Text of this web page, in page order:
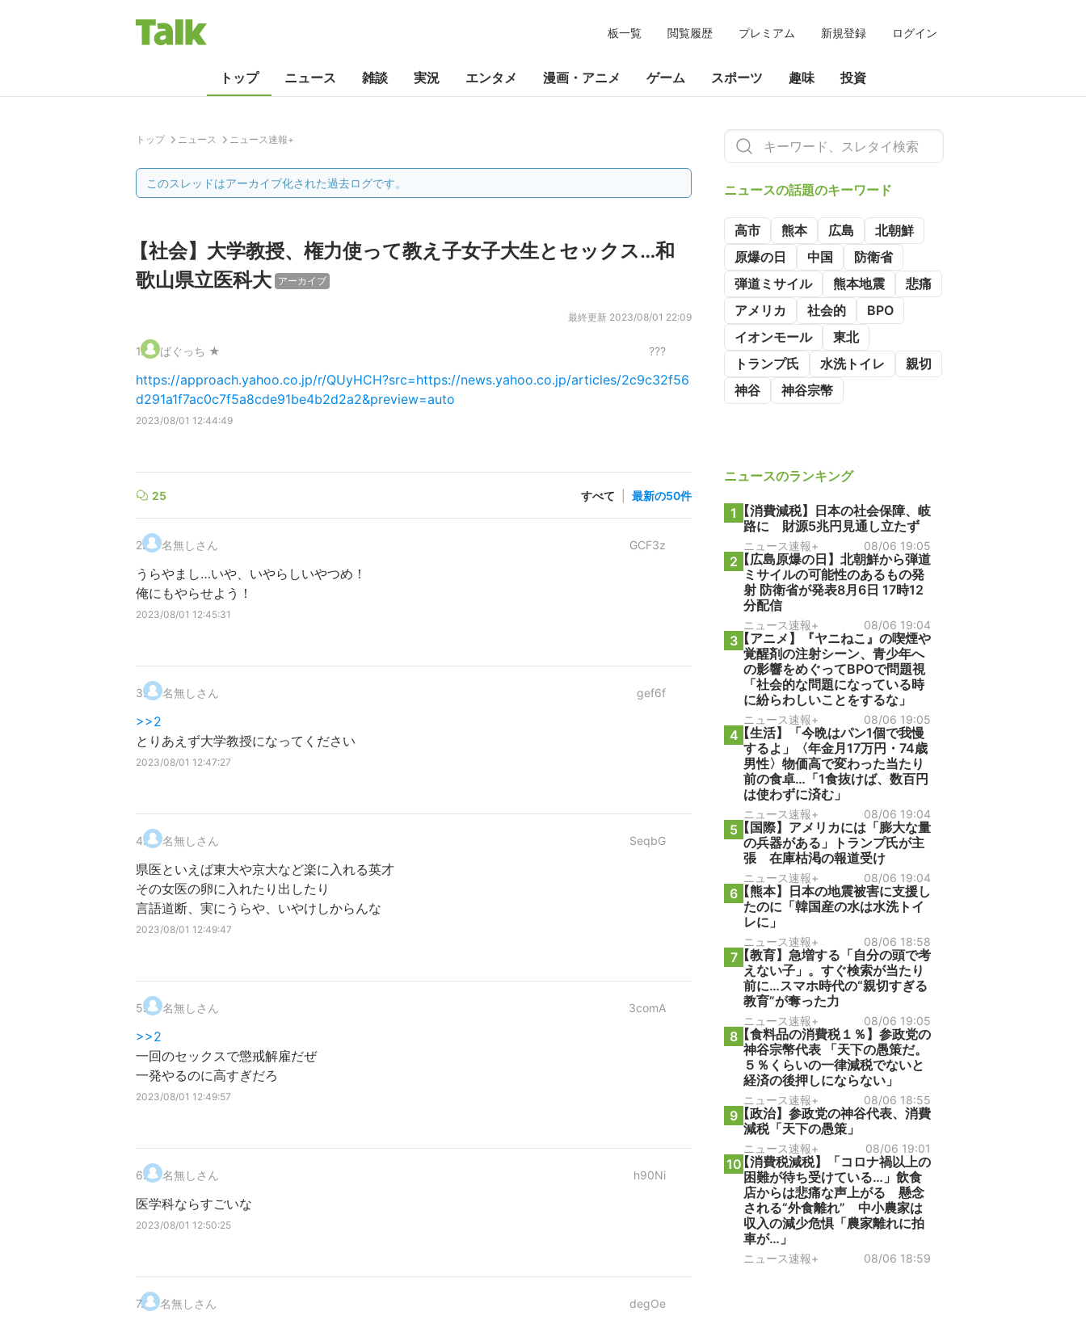
板一覧 閲覧履歴 プレミアム 新規登録 ログイン
トップ ニュース 雑談 実況 エンタメ 漫画・アニメ ゲーム スポーツ 趣味 投資
トップ ニュース ニュース速報+
このスレッドはアーカイブ化された過去ログです。
【社会】大学教授、権力使って教え子女子大生とセックス…和
歌山県立医科大 アーカイブ
最終更新 2023/08/01 22:09
1. ばぐっち ★ ???
https://approach.yahoo.co.jp/r/QUyHCH?src=https://news.yahoo.co.jp/articles/2c9c32f56
d291a1f7ac0c7f5a8cde91be4b2d2a2&preview=auto
2023/08/01 12:44:49
25 すべて 最新の50件
2. 名無しさん GCF3z
うらやまし…いや、いやらしいやつめ！
俺にもやらせよう！
2023/08/01 12:45:31
3. 名無しさん gef6f
>>2
とりあえず大学教授になってください
2023/08/01 12:47:27
4. 名無しさん SeqbG
県医といえば東大や京大など楽に入れる英才
その女医の卵に入れたり出したり
言語道断、実にうらや、いやけしからんな
2023/08/01 12:49:47
5. 名無しさん 3comA
>>2
一回のセックスで懲戒解雇だぜ
一発やるのに高すぎだろ
2023/08/01 12:49:57
6. 名無しさん h90Ni
医学科ならすごいな
2023/08/01 12:50:25
7. 名無しさん degOe
ニュースの話題のキーワード
高市 熊本 広島
北朝鮮
原爆の日
中国
防衛省
弾道ミサイル
熊本地震
悲痛
アメリカ
社会的
BPO
イオンモール
東北
トランプ氏
水洗トイレ
親切
神谷
神谷宗幣
ニュースのランキング
1 【消費減税】日本の社会保障、岐
路に 財源5兆円見通し立たず
ニュース速報+ 08/06 19:05
2 【広島原爆の日】北朝鮮から弾道
ミサイルの可能性のあるもの発
射 防衛省が発表8月6日 17時12
分配信
ニュース速報+ 08/06 19:04
3【アニメ】『ヤニねこ』の喫煙や
覚醒剤の注射シーン、青少年へ
の影響をめぐってBPOで問題視
「社会的な問題になっている時
に紛らわしいことをするな」
ニュース速報+ 08/06 19:05
4【生活】「今晩はパン1個で我慢
するよ」〈年金月17万円・74歳
男性〉物価高で変わった当たり
前の食卓…「1食抜けば、数百円
は使わずに済む」
ニュース速報+ 08/06 19:04
5【国際】アメリカには「膨大な量
の兵器がある」トランプ氏が主
張 在庫枯渇の報道受け
ニュース速報+ 08/06 19:04
6【熊本】日本の地震被害に支援し
たのに「韓国産の水は水洗トイ
レに」
ニュース速報+ 08/06 18:58
7【教育】急増する「自分の頭で考
えない子」。すぐ検索が当たり
前に…スマホ時代の“親切すぎる
教育”が奪った力
ニュース速報+ 08/06 19:05
8【食料品の消費税１％】参政党の
神谷宗幣代表 「天下の愚策だ。
５％くらいの一律減税でないと
経済の後押しにならない」
ニュース速報+ 08/06 18:55
9【政治】参政党の神谷代表、消費
減税「天下の愚策」
ニュース速報+ 08/06 19:01
10【消費税減税】「コロナ禍以上の
困難が待ち受けている…」飲食
店からは悲痛な声上がる 懸念
される“外食離れ” 中小農家は
収入の減少危惧「農家離れに拍
車が…」
ニュース速報+ 08/06 18:59